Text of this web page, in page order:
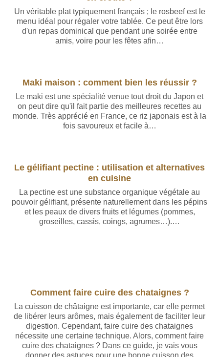
Un véritable plat typiquement français ; le rosbeef est le
menu idéal pour régaler votre tablée. Ce peut être lors
d'un repas dominical que pendant une soirée entre
amis, voire pour les fêtes afin…
Maki maison : comment bien les réussir ?
Le maki est une spécialité venue tout droit du Japon et
on peut dire qu'il fait partie des meilleures recettes au
monde. Très apprécié en France, ce riz japonais est à la
fois savoureux et facile à…
Le gélifiant pectine : utilisation et alternatives
en cuisine
La pectine est une substance organique végétale au
pouvoir gélifiant, présente naturellement dans les pépins
et les peaux de divers fruits et légumes (pommes,
groseilles, cassis, coings, agrumes…).…
Comment faire cuire des chataignes ?
La cuisson de châtaigne est importante, car elle permet
de libérer leurs arômes, mais également de faciliter leur
digestion. Cependant, faire cuire des chataignes
nécessite une certaine technique. Alors, comment faire
cuire des chataignes ? Dans ce guide, je vais vous
donner des astuces pour une bonne cuisson des